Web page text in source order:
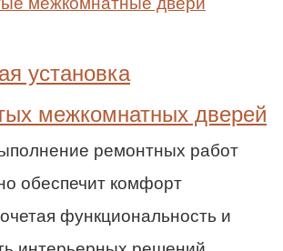
установка
межкомнатных дверей
ремонтных работ
обеспечит комфорт
функциональность и